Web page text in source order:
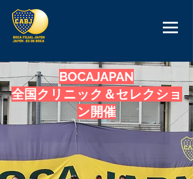
BOCAJAPAN
​全国クリニック＆セレクショ
ン開催